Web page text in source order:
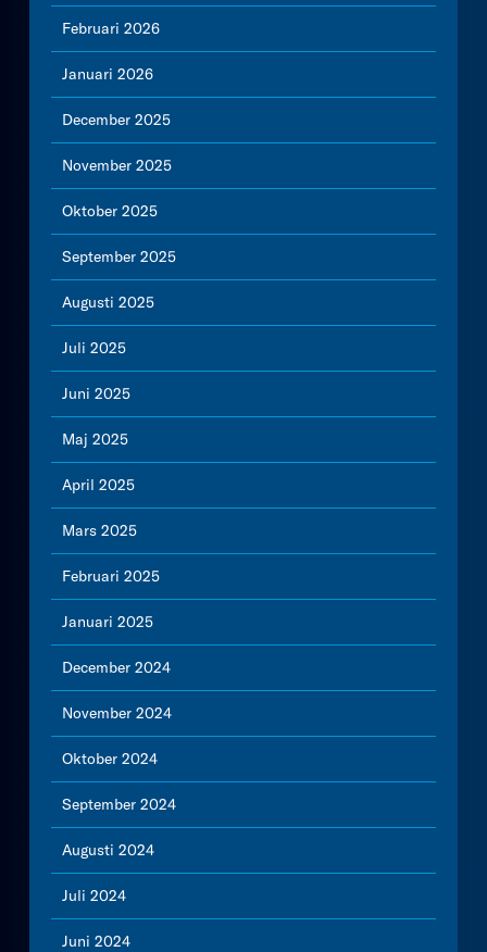
Februari 2026
Januari 2026
December 2025
November 2025
Oktober 2025
September 2025
Augusti 2025
Juli 2025
Juni 2025
Maj 2025
April 2025
Mars 2025
Februari 2025
Januari 2025
December 2024
November 2024
Oktober 2024
September 2024
Augusti 2024
Juli 2024
Juni 2024